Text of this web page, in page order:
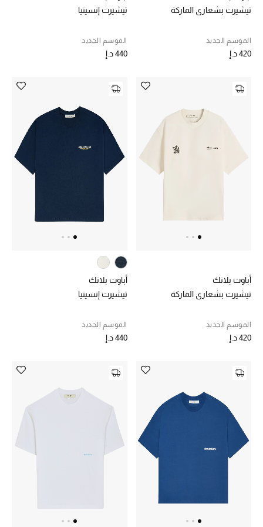
الجمال في بلوميز
دليل مستلزمات الجمال
عطور الربيع
تسوقوا الآن
الرجال
الموسم الجديد
ما وصلنا حديثاً
حصريًا عبر الإنترنت
دليل مستلزمات الرجال
أبرز المصممين
جميع الملابس الرجالية
جميع الإكسسورات الرجالية
تيشيرت بشعاري الماركة
الموسم الجديد
420 د.إ
تيشيرت إنسينيا
الموسم الجديد
440 د.إ
أباوت بلانك
تيشيرت بشعاري الماركة
الموسم الجديد
420 د.إ
أباوت بلانك
تيشيرت إنسينيا
الموسم الجديد
440 د.إ